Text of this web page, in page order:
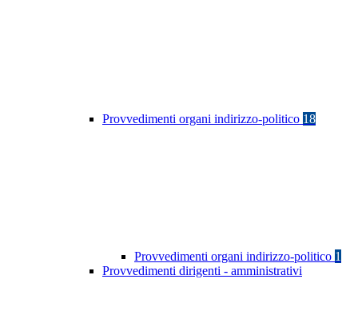
Provvedimenti organi indirizzo-politico 18
Provvedimenti organi indirizzo-politico 1
Provvedimenti dirigenti - amministrativi